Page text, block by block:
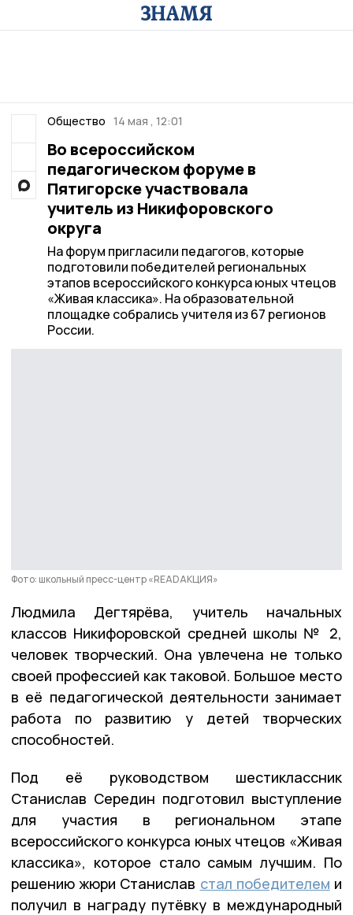
Общество 14 мая , 12:01
Во всероссийском
педагогическом форуме в
Пятигорске участвовала
учитель из Никифоровского
округа
На форум пригласили педагогов, которые
подготовили победителей региональных
этапов всероссийского конкурса юных чтецов
«Живая классика». На образовательной
площадке собрались учителя из 67 регионов
России.
Фото: школьный пресс-центр «READAКЦИЯ»
Людмила Дегтярёва, учитель начальных
классов Никифоровской средней школы № 2,
человек творческий. Она увлечена не только
своей профессией как таковой. Большое место
в её педагогической деятельности занимает
работа по развитию у детей творческих
способностей.
Под её руководством шестиклассник
Станислав Середин подготовил выступление
для участия в региональном этапе
всероссийского конкурса юных чтецов «Живая
классика», которое стало самым лучшим. По
решению жюри Станислав стал победителем и
получил в награду путёвку в международный